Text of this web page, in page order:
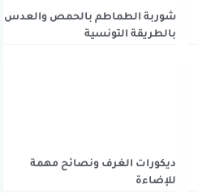
شوربة الطماطم بالحمص والعدس
بالطريقة التونسية
ديكورات الغرف ونصائح مهمة
للإضاءة